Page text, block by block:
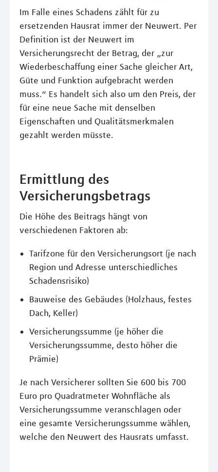
Im Falle eines Schadens zählt für zu
ersetzenden Hausrat immer der Neuwert. Per
Definition ist der Neuwert im
Versicherungsrecht der Betrag, der „zur
Wiederbeschaffung einer Sache gleicher Art,
Güte und Funktion aufgebracht werden
muss.“ Es handelt sich also um den Preis, der
für eine neue Sache mit denselben
Eigenschaften und Qualitätsmerkmalen
gezahlt werden müsste.
Ermittlung des
Versicherungsbetrags
Die Höhe des Beitrags hängt von
verschiedenen Faktoren ab:
Tarifzone für den Versicherungsort (je nach
Region und Adresse unterschiedliches
Schadensrisiko)
Bauweise des Gebäudes (Holzhaus, festes
Dach, Keller)
Versicherungssumme (je höher die
Versicherungssumme, desto höher die
Prämie)
Je nach Versicherer sollten Sie 600 bis 700
Euro pro Quadratmeter Wohnfläche als
Versicherungssumme veranschlagen oder
eine gesamte Versicherungssumme wählen,
welche den Neuwert des Hausrats umfasst.